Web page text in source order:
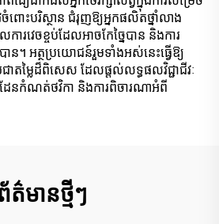
ោះបរិស្ថាន ជំរុញឱ្យអ្នកផលិតថ្នាំលាង
ារវេចខ្ចប់ដែលអាចកែច្នៃបាន និងការ
ាន។ អត្ថប្រយោជន៍រួមទាំងអស់នេះធ្វើឱ្យ
ាតម្លៃដ៏ពិសេស ដែលផ្តល់លទ្ធផលវិជ្ជាជីវៈ
នកំណត់ថវិកា និងការពិចារណាអំពី
ត៌មានថ្មីៗ